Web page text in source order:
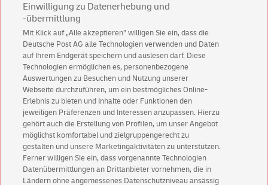
Abonnieren Sie unseren Newsletter
Immer informiert über exklusive Angebote und
Aktionen - jetzt mit Vorteil
Privatkundensichern sich einen5 € Gutschein
für POSTSCAN!
Geschäftskundenerhalten einen5 € Gutschein
für Briefmarke individuell!
Zur Newsletter-Anmeldung
Einwilligung zu Datenerhebung und
-übermittlung
Mit Klick auf „Alle akzeptieren” willigen Sie ein, dass die
Deutsche Post AG alle Technologien verwenden und Daten
auf Ihrem Endgerät speichern und auslesen darf. Diese
Technologien ermöglichen es, personenbezogene
Auswertungen zu Besuchen und Nutzung unserer
Webseite durchzuführen, um ein bestmögliches Online-
Erlebnis zu bieten und Inhalte oder Funktionen den
jeweiligen Präferenzen und Interessen anzupassen. Hierzu
gehört auch die Erstellung von Profilen, um unser Angebot
möglichst komfortabel und zielgruppengerecht zu
gestalten und unsere Marketingaktivitäten zu unterstützen.
Ferner willigen Sie ein, dass vorgenannte Technologien
Datenübermittlungen an Drittanbieter vornehmen, die in
Ländern ohne angemessenes Datenschutzniveau ansässig